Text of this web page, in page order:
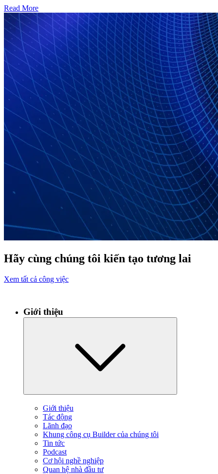
Read More
Hãy cùng chúng tôi kiến tạo tương lai
Xem tất cả công việc
Giới thiệu
Giới thiệu
Tác động
Lãnh đạo
Khung công cụ Builder của chúng tôi
Tin tức
Podcast
Cơ hội nghề nghiệp
Quan hệ nhà đầu tư